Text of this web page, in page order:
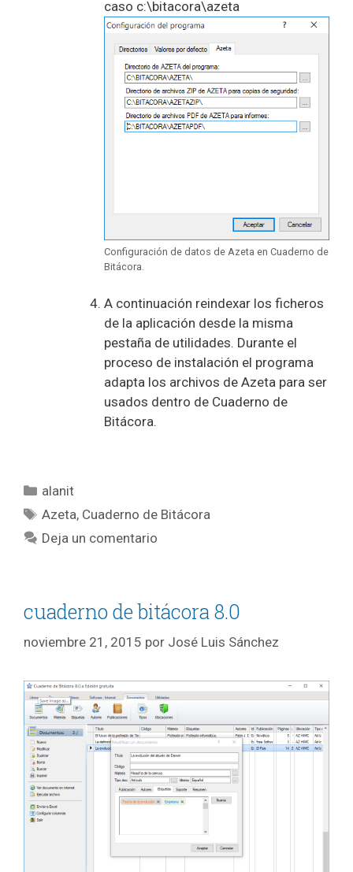
caso c:\bitacora\azeta
Configuración de datos de Azeta en Cuaderno de
Bitácora.
A continuación reindexar los ficheros
de la aplicación desde la misma
pestaña de utilidades. Durante el
proceso de instalación el programa
adapta los archivos de Azeta para ser
usados dentro de Cuaderno de
Bitácora.
Categorías
alanit
Etiquetas
Azeta, Cuaderno de Bitácora
Deja un comentario
cuaderno de bitácora 8.0
noviembre 21, 2015 por José Luis Sánchez